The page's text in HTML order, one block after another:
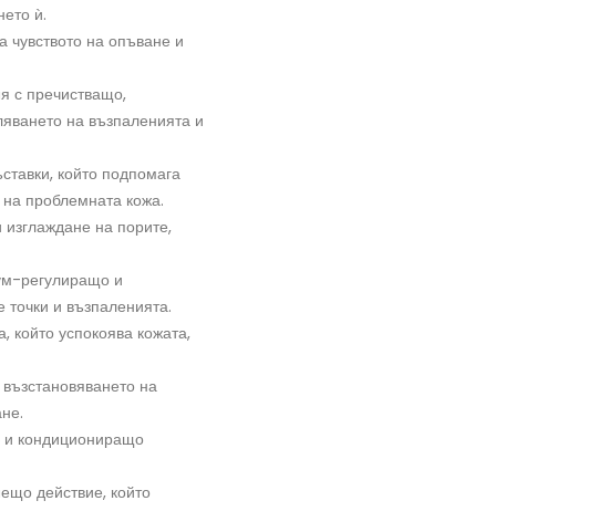
ѝ.
чувството на опъване и
с пречистващо,
на възпаленията и
който подпомага
проблемната кожа.
на порите,
регулиращо и
и възпаленията.
който успокоява кожата,
на
кондициониращо
действие, който